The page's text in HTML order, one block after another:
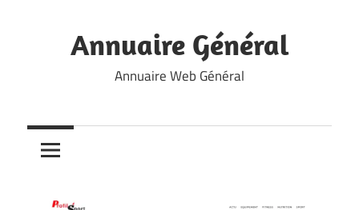
Annuaire Général
Annuaire Web Général